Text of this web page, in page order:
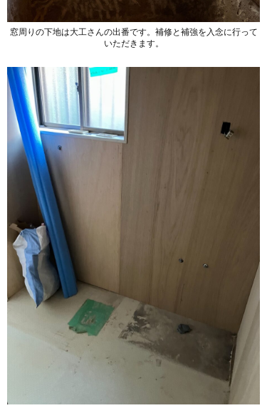
窓周りの下地は大工さんの出番です。補修と補強を入念に行って
いただきます。